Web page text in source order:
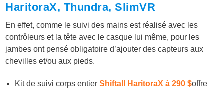
HaritoraX, Thundra, SlimVR
En effet, comme le suivi des mains est réalisé avec les
contrôleurs et la tête avec le casque lui même, pour les
jambes ont pensé obligatoire d’ajouter des capteurs aux
chevilles et/ou aux pieds.
Kit de suivi corps entierShiftall HaritoraX à 290 $offre